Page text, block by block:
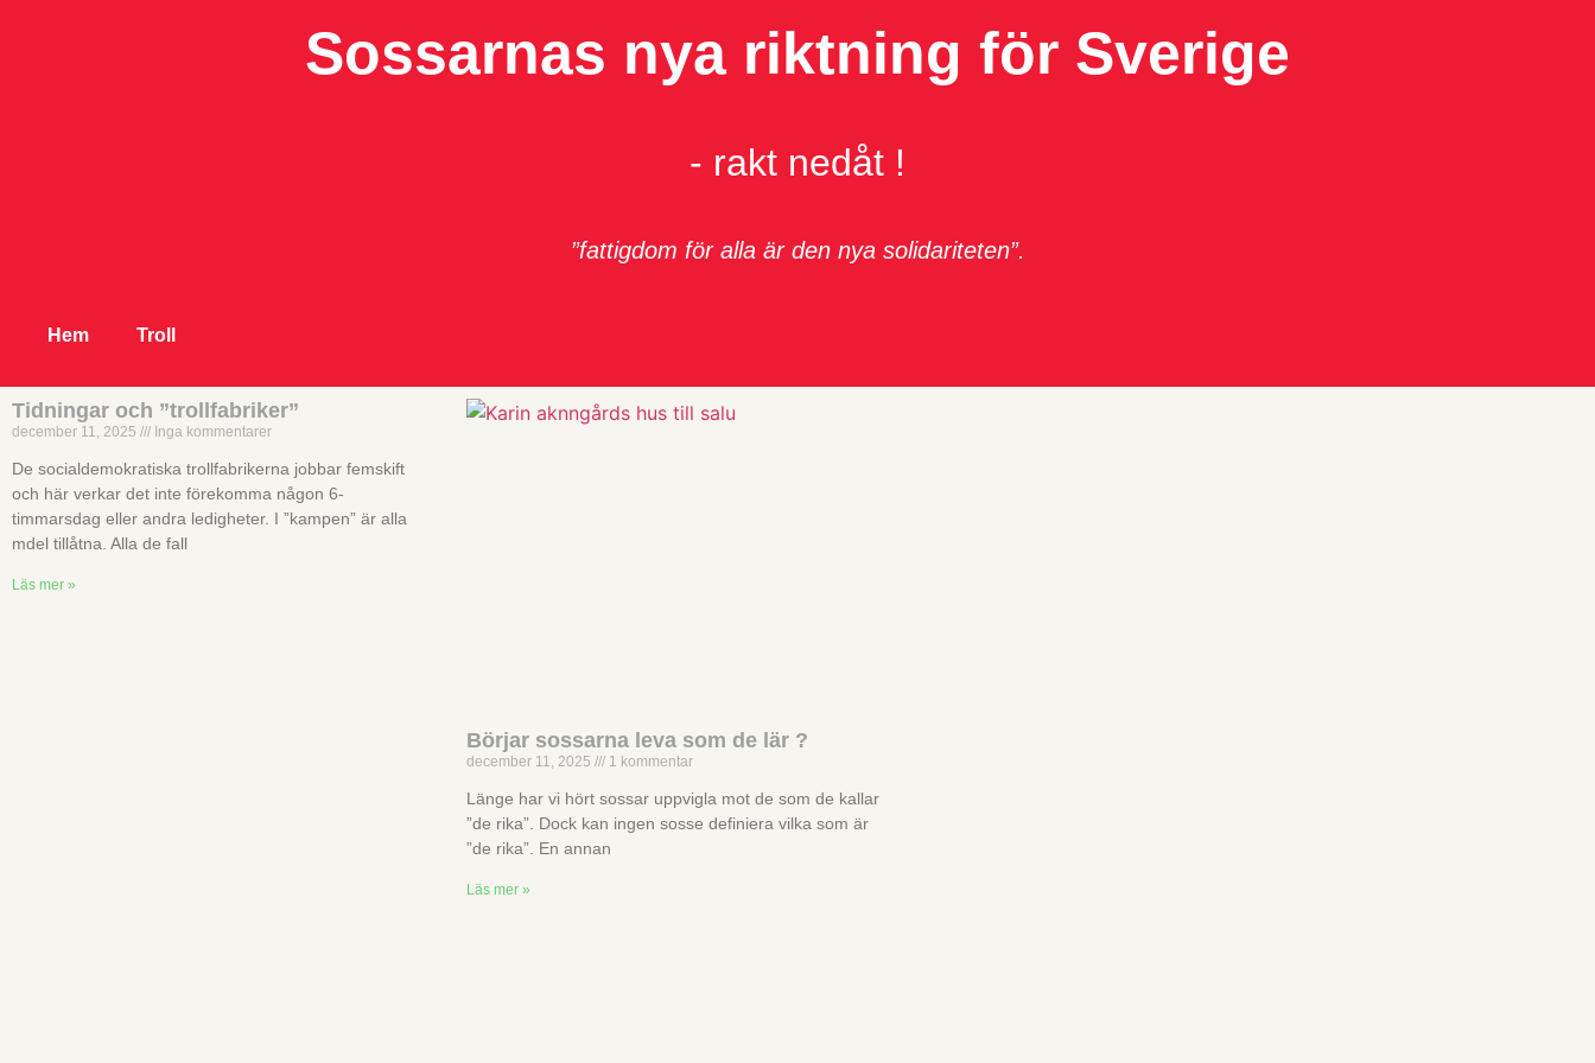
Sossarnas nya riktning för Sverige
- rakt nedåt !
”fattigdom för alla är den nya solidariteten”.
Hem Troll
Tidningar och ”trollfabriker”
december 11, 2025 Inga kommentarer
De socialdemokratiska trollfabrikerna jobbar femskift
och här verkar det inte förekomma någon 6-
timmarsdag eller andra ledigheter. I ”kampen” är alla
mdel tillåtna. Alla de fall
Läs mer »
Börjar sossarna leva som de lär ?
december 11, 2025 1 kommentar
Länge har vi hört sossar uppvigla mot de som de kallar
”de rika”. Dock kan ingen sosse definiera vilka som är
”de rika”. En annan
Läs mer »